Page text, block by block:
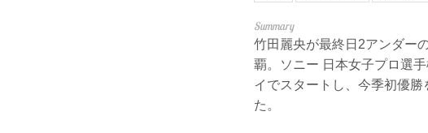
竹田麗央が最終日2アンダー
覇。ソニー 日本女子プロ選
イでスタートし、今季初優
た。